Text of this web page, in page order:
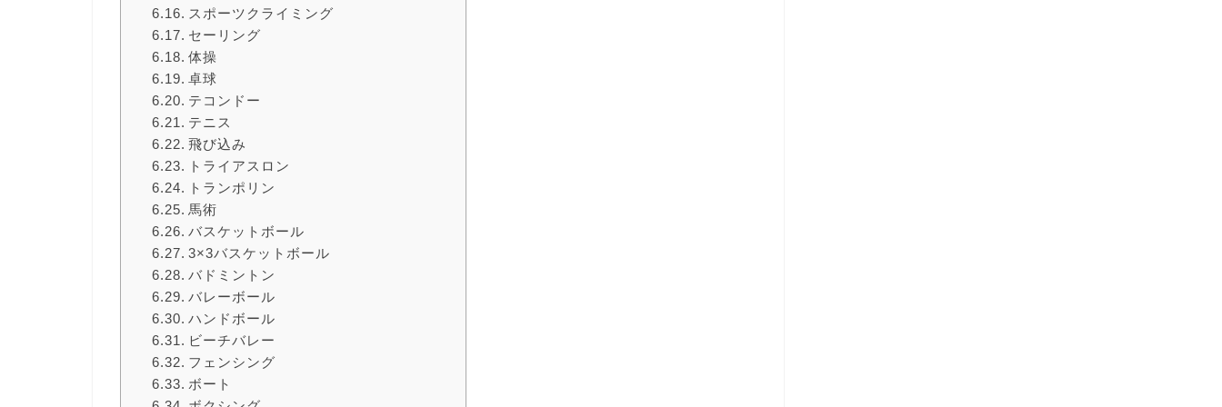
スポーツクライミング
セーリング
体操
卓球
テコンドー
テニス
飛び込み
トライアスロン
トランポリン
馬術
バスケットボール
3×3バスケットボール
バドミントン
バレーボール
ハンドボール
ビーチバレー
フェンシング
ボート